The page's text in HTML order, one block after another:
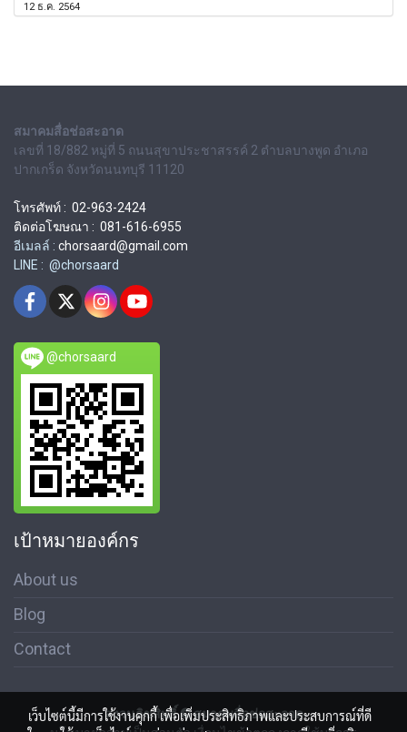
12 ธ.ค. 2564
สมาคมสื่อช่อสะอาด
เลขที่ 18/882 หมู่ที่ 5 ถนนสุขาประชาสรรค์ 2 ตำบลบางพูด อำเภอ
ปากเกร็ด จังหวัดนนทบุรี 11120
โทรศัพท์ : 02-963-2424
ติดต่อโฆษณา : 081-616-6955
อีเมลล์ : chorsaard@gmail.com
LINE : @chorsaard
@chorsaard
เป้าหมายองค์กร
About us
Blog
Contact
สงวนลิขสิทธิ์ © สมาคมสื่อช่อสะอาด
เว็บไซต์นี้มีการใช้งานคุกกี้ เพื่อเพิ่มประสิทธิภาพและประสบการณ์ที่ดี